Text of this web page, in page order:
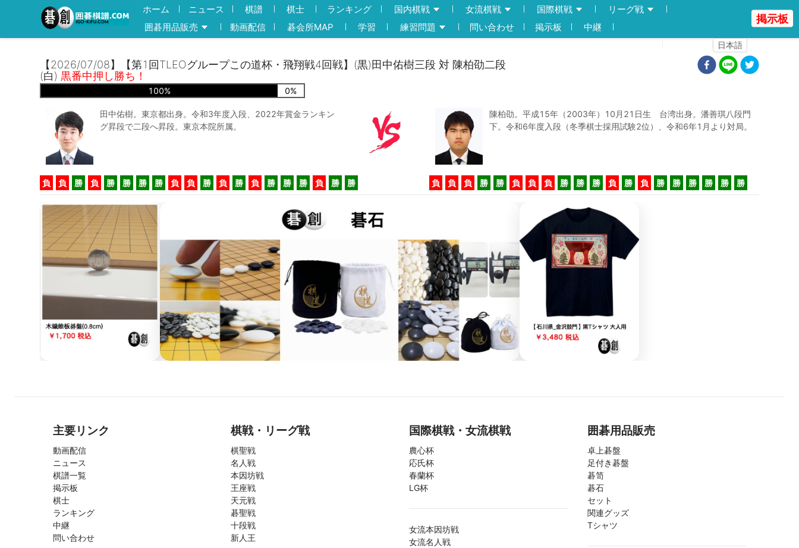
ホーム ニュース 棋譜 棋士 ランキング 国内棋戦 女流棋戦 国際棋戦
リーグ戦
囲碁用品販売
動画配信 碁会所MAP 学習 練習問題 問い合わせ 掲示板
中継
日本語
掲示板
【2026/07/08】【第1回TLEOグループこの道杯・飛翔戦4回戦】(黒)田中佑樹三段 対 陳柏劭二段
(白)黒番中押し勝ち！
100% 0%
田中佑樹。東京都出身。令和3年度入段、2022年賞金ランキン
グ昇段で二段へ昇段。東京本院所属。
陳柏劭。平成15年（2003年）10月21日生 台湾出身。潘善琪八段門
下。令和6年度入段（冬季棋士採用試験2位）、令和6年1月より対局。
負 負 勝 負 勝 勝 勝 勝 負 負 勝 負 勝 負 勝 勝 勝 負 勝 勝 負 負 負 勝 勝 負 負 負 勝 勝 勝 負 勝 負 勝 勝 勝 勝 勝 勝
主要リンク
動画配信
ニュース
棋譜一覧
掲示板
棋士
ランキング
中継
問い合わせ
棋戦・リーグ戦
棋聖戦
名人戦
本因坊戦
王座戦
天元戦
碁聖戦
十段戦
新人王
国際棋戦・女流棋戦
農心杯
応氏杯
春蘭杯
LG杯
女流本因坊戦
女流名人戦
囲碁用品販売
卓上碁盤
足付き碁盤
碁笥
碁石
セット
関連グッズ
Tシャツ